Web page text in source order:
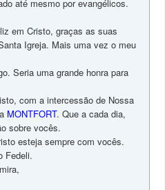
até mesmo por evangélicos.
em Cristo, graças as suas
Igreja. Mais uma vez o meu
Seria uma grande honra para
com a intercessão de Nossa
MONTFORT. Que a cada dia,
sobre vocês.
esteja sempre com vocês.
Fedeli.